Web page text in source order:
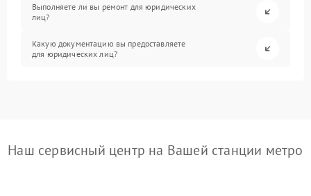
Выполняете ли вы ремонт для юридических
лиц?
Какую документацию вы предоставляете
для юридических лиц?
Наш сервисный центр на Вашей станции метро